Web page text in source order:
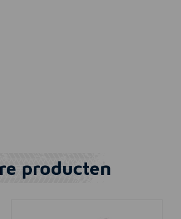
producten